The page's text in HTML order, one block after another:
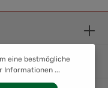
eine bestmögliche
Informationen ...